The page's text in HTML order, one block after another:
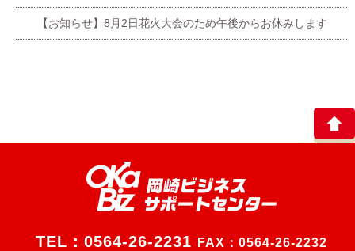
【お知らせ】8月2日花火大会のため午後からお休みします
TEL： 0564-26-2231 FAX：0564-26-2232